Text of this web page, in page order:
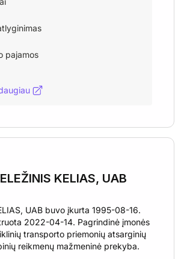
pajamos
KELIAS, UAB
UAB buvo įkurta 1995-08-16.
2022-04-14. Pagrindinė įmonės
transporto priemonių atsarginių
reikmenų mažmeninė prekyba.